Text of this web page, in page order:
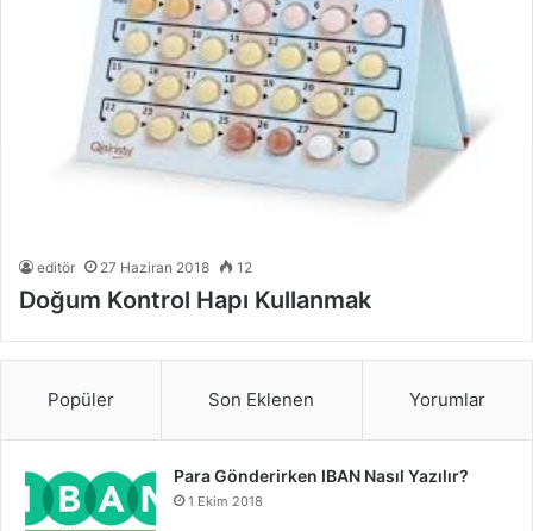
editör 27 Haziran 2018 12
Doğum Kontrol Hapı Kullanmak
Popüler Son Eklenen Yorumlar
Para Gönderirken IBAN Nasıl Yazılır?
1 Ekim 2018